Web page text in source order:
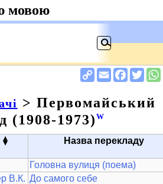
> Первомайський
(1908-1973) W
▴
▾ Назва перекладу
Головна вулиця (поема)
В.К. До самого себе